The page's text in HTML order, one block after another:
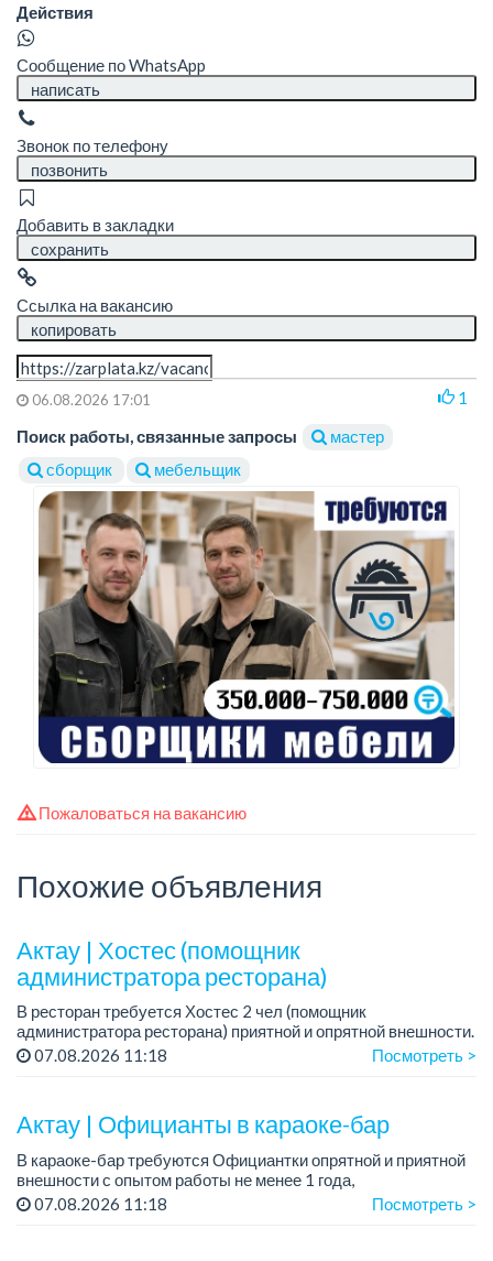
Действия
Сообщение по WhatsApp
написать
Звонок по телефону
позвонить
Добавить в закладки
сохранить
Ссылка на вакансию
копировать
06.08.2026 17:01
1
Поиск работы, связанные запросы
мастер
сборщик
мебельщик
Пожаловаться на вакансию
Похожие объявления
Актау | Хостес (помощник
администратора ресторана)
В ресторан требуется Хостес 2 чел (помощник
администратора ресторана) приятной и опрятной внешности.
Требования: ответственная, с опытом работы в ресторане,
07.08.2026 11:18 Посмотреть >
Актау | Официанты в караоке-бар
В караоке-бар требуются Официантки опрятной и приятной
внешности с опытом работы не менее 1 года,
совершеннолетние
07.08.2026 11:18 Посмотреть >